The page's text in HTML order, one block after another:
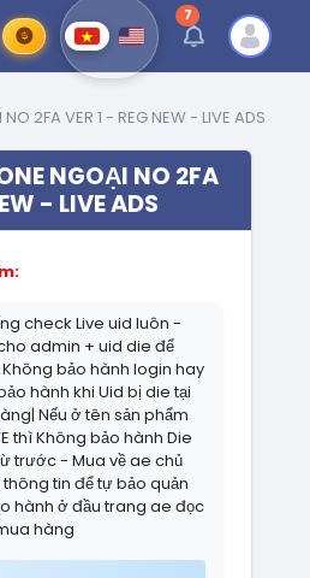
7thông báo chưa
2FA VER 1 - REG NEW - LIVE ADS
NGOẠI NO 2FA
- LIVE ADS
check Live uid luôn -
admin + uid die để
bảo hành login hay
hành khi Uid bị die tại
Nếu ở tên sản phẩm
thì Không bảo hành Die
trước - Mua về ae chủ
tin để tự bảo quản
hành ở đầu trang ae đọc
hàng